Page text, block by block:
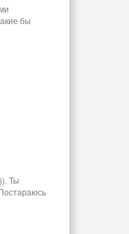
бы
Ты